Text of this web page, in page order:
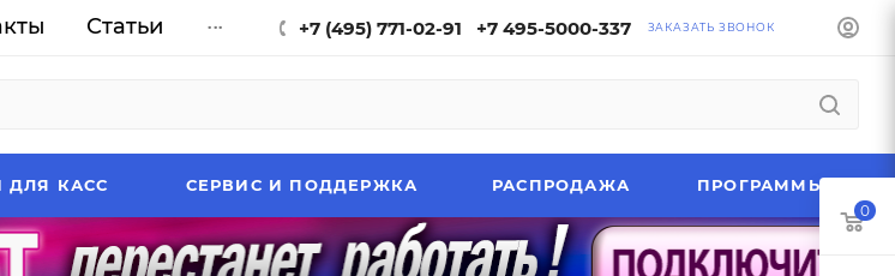
Статьи ... +7 (495) 771-02-91 +7 495-5000-337 ЗАКАЗАТЬ ЗВОНОК
ДЛЯ КАСС СЕРВИС И ПОДДЕРЖКА РАСПРОДАЖА ПРОГРАММЫ
0